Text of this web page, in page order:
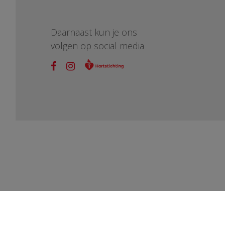
Daarnaast kun je ons
volgen op social media